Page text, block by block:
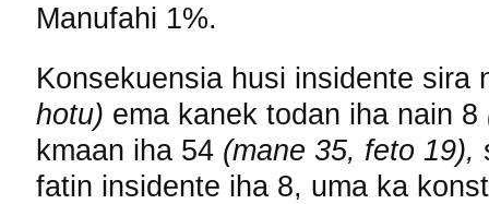
Manufahi 1%.
Konsekuensia husi insidente sira
hotu) ema kanek todan iha nain 8
kmaan iha 54 (mane 35, feto 19),
fatin insidente iha 8, uma ka